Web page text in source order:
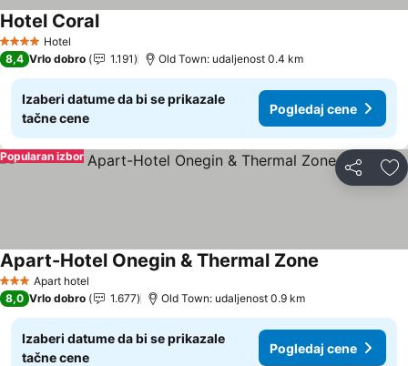
4 ZvezdiceHotel
Hotel Coral
8,4 Vrlo dobro 1.191 Old Town: udaljenost 0.4 km
Izaberi datume da bi se prikazale
tačne cene
Pogledaj cene
Deli
Popularan izbor
3 ZvezdiceApart hotel
Apart-Hotel Onegin & Thermal Zone
8,0 Vrlo dobro 1.677 Old Town: udaljenost 0.9 km
Izaberi datume da bi se prikazale
tačne cene
Pogledaj cene